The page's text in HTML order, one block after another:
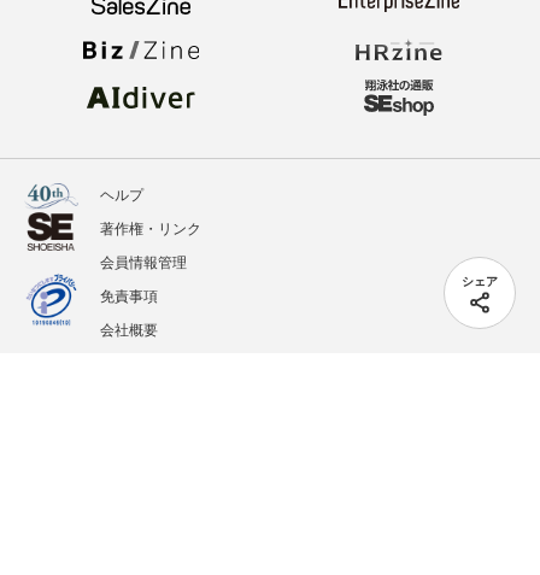
シェア
ヘルプ
著作権・リンク
会員情報管理
免責事項
会社概要